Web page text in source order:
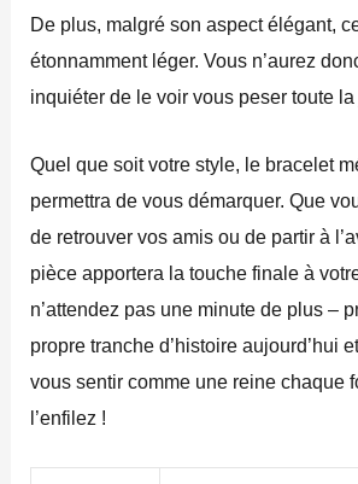
De plus, malgré son aspect élégant,
étonnamment léger. Vous n’aurez
inquiéter de le voir vous peser toute
Quel que soit votre style, le bracelet
permettra de vous démarquer. Que
de retrouver vos amis ou de partir à
pièce apportera la touche finale à
n’attendez pas une minute de plus –
propre tranche d’histoire aujourd’hui
vous sentir comme une reine chaque
l’enfilez !